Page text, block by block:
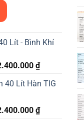
Lít - Bình Khí
₫Giá
tại
2.400.000 ₫.
40 Lít Hàn TIG
₫Giá